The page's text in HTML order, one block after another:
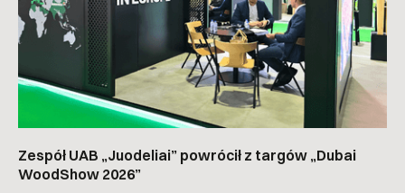
Zespół UAB „Juodeliai” powrócił z targów „Dubai
WoodShow 2026”